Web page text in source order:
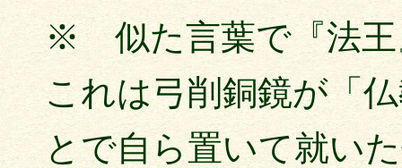
※ 似た言葉で『法王
これは弓削銅鏡が「
とで自ら置いて就い